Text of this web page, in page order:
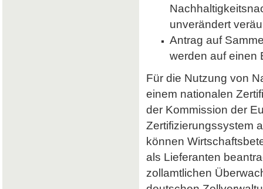
unverändert
Antrag auf
werden auf einen
Für die Nutzung von
einem nationalen
der Kommission der
Zertifizierungssystem
können
als Lieferanten
zollamtlichen